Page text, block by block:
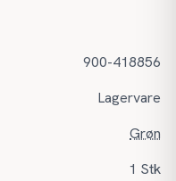
900-418856
Lagervare
Grøn
1 Stk